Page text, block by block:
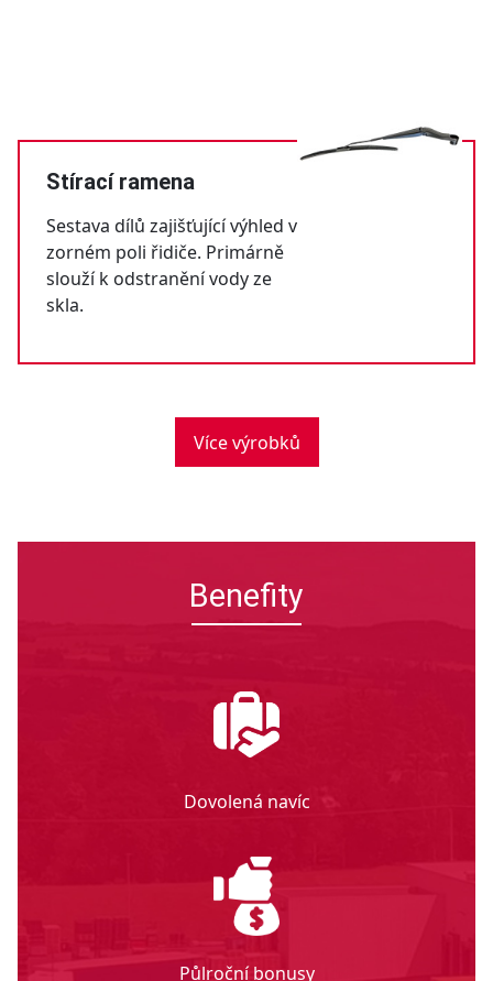
Stírací ramena
Sestava dílů zajišťující výhled v
zorném poli řidiče. Primárně
slouží k odstranění vody ze
skla.
Více výrobků
Benefity
Dovolená navíc
Půlroční bonusy